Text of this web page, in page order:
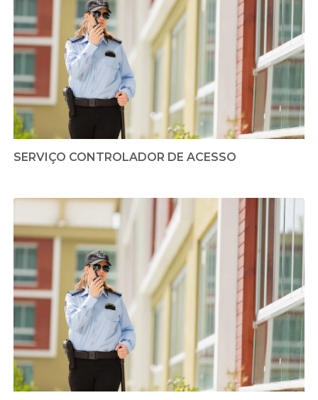
SERVIÇO CONTROLADOR DE ACESSO